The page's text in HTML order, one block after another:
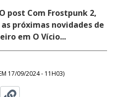
post Com Frostpunk 2,
próximas novidades de
em O Vício...
17/09/2024 - 11H03)